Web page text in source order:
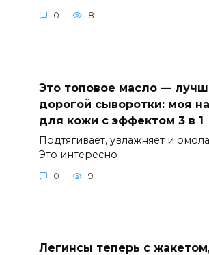
0 8
Это топовое масло —
дорогой сыворотки: моя
для кожи с эффектом 3 в 1
Подтягивает, увлажняет и
Это интересно
0 9
Легинсы теперь с